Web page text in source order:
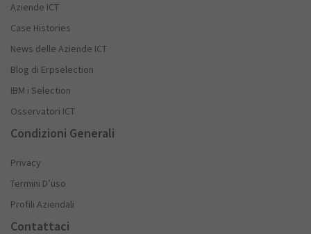
Aziende ICT
Case Histories
News delle Aziende ICT
Blog di Erpselection
IBM i Selection
Osservatori ICT
Condizioni Generali
Privacy
Termini D’uso
Profili Aziendali
Contattaci